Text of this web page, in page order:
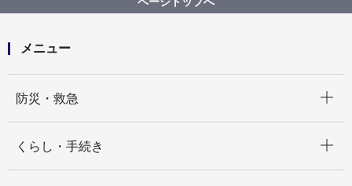
メニュー
防災・救急
くらし・手続き